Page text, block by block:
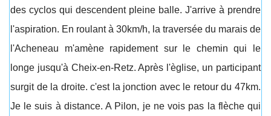
des cyclos qui descendent pleine balle. J'arrive à prendre
l'aspiration. En roulant à 30km/h, la traversée du marais de
l'Acheneau m'amène rapidement sur le chemin qui le
longe jusqu'à Cheix-en-Retz. Après l'èglise, un participant
surgit de la droite. c'est la jonction avec le retour du 47km.
Je le suis à distance. A Pilon, je ne vois pas la flèche qui